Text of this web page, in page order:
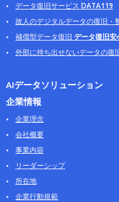
データ復旧サービス DATA119
故人のデジタルデータの復旧・
補償型データ復旧 データ復旧安
外部に持ち出せないデータの復
AIデータソリューション
企業情報
企業理念
会社概要
事業内容
リーダーシップ
所在地
企業行動規範